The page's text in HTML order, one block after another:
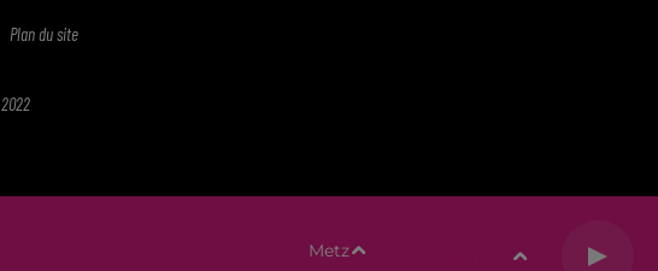
Metz
Plan du site
2022